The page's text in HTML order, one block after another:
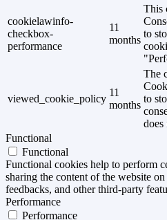
cookielawinfo-
checkbox-
performance
11
months
This
to
viewed_cookie_policy
11
months
The
to
does
Functional
Functional
Functional cookies help to perform
sharing the content of the website
feedbacks, and other third-party
Performance
Performance